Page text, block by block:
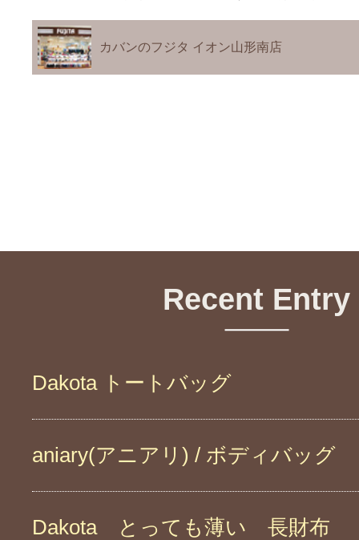
カバンのフジタ イオン山形南店
Recent Entry
Dakota トートバッグ
aniary(アニアリ) / ボディバッグ
Dakota とっても薄い 長財布